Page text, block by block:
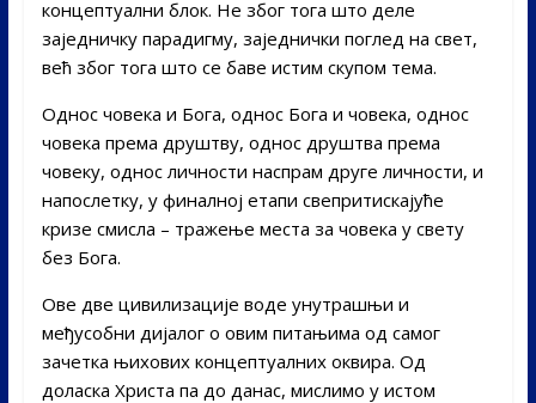
концептуални блок. Не због тога што деле
заједничку парадигму, заједнички поглед на свет,
већ због тога што се баве истим скупом тема.
Однос човека и Бога, однос Бога и човека, однос
човека према друштву, однос друштва према
човеку, однос личности наспрам друге личности, и
напослетку, у финалној етапи свепритискајуће
кризе смисла – тражење места за човека у свету
без Бога.
Ове две цивилизације воде унутрашњи и
међусобни дијалог о овим питањима од самог
зачетка њихових концептуалних оквира. Од
доласка Христа па до данас, мислимо у истом